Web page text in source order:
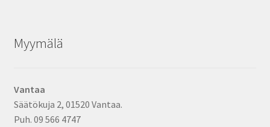
Myymälä
Vantaa
Säätökuja 2, 01520 Vantaa.
Puh. 09 566 4747